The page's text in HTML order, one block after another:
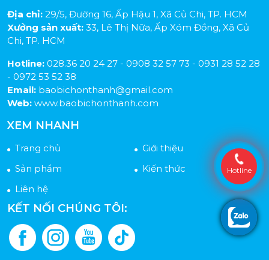
Địa chỉ: 29/5, Đường 16, Ấp Hậu 1, Xã Củ Chi, TP. HCM
Xưởng sản xuất: 33, Lê Thị Nữa, Ấp Xóm Đồng, Xã Củ
Chi, TP. HCM
Hotline: 028.36 20 24 27 - 0908 32 57 73 - 0931 28 52 28
- 0972 53 52 38
Email: baobichonthanh@gmail.com
Web: www.baobichonthanh.com
XEM NHANH
Trang chủ
Giới thiệu
Sản phẩm
Kiến thức
Liên hệ
KẾT NỐI CHÚNG TÔI:
Hotline